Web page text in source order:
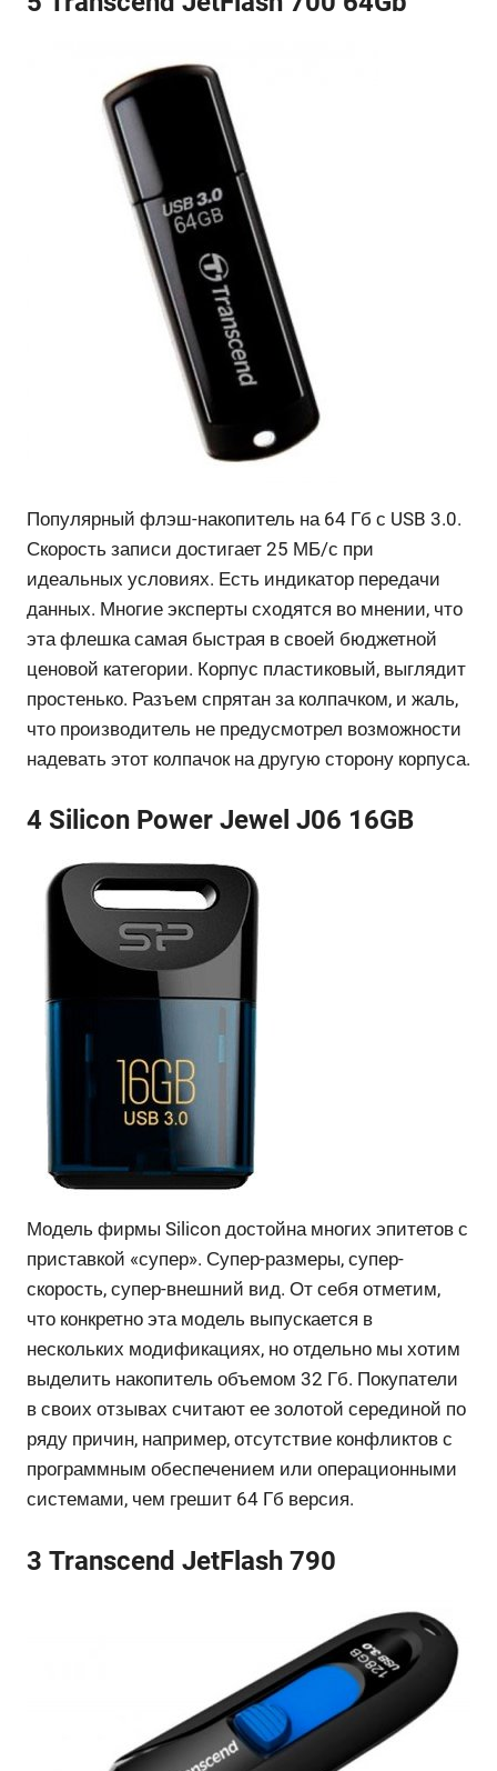
Популярный флэш-накопитель на 64 Гб с USB 3.0.
Скорость записи достигает 25 МБ/с при
идеальных условиях. Есть индикатор передачи
данных. Многие эксперты сходятся во мнении, что
эта флешка самая быстрая в своей бюджетной
ценовой категории. Корпус пластиковый, выглядит
простенько. Разъем спрятан за колпачком, и жаль,
что производитель не предусмотрел возможности
надевать этот колпачок на другую сторону корпуса.
4 Silicon Power Jewel J06 16GB
Модель фирмы Silicon достойна многих эпитетов с
приставкой «супер». Супер-размеры, супер-
скорость, супер-внешний вид. От себя отметим,
что конкретно эта модель выпускается в
нескольких модификациях, но отдельно мы хотим
выделить накопитель объемом 32 Гб. Покупатели
в своих отзывах считают ее золотой серединой по
ряду причин, например, отсутствие конфликтов с
программным обеспечением или операционными
системами, чем грешит 64 Гб версия.
3 Transcend JetFlash 790